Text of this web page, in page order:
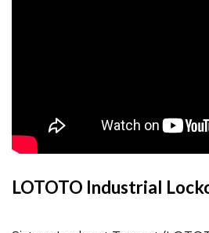
LOTOTO Industrial